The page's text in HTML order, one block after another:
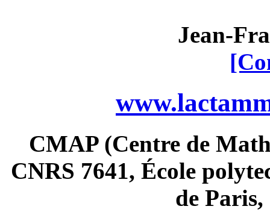
Jean-
CMAP (Centre de
CNRS 7641, École
de